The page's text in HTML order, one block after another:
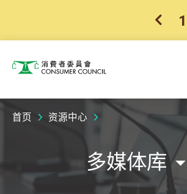
上2
消费者委员会
首页 资源中心
多媒体库